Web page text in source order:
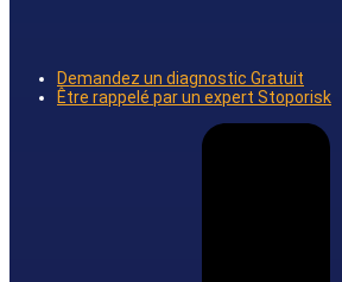
Demandez un diagnostic Gratuit
Être rappelé par un expert Stoporisk